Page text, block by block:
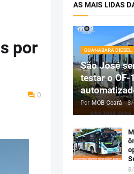
por
0
AS MAIS LIDAS
GUANABARA DIESEL
São José
testar o OF-
Por MOB Ceará - 8/